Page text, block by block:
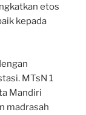
etos
kepada
MTsN 1
Mandiri
madrasah